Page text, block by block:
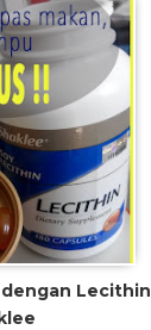
Lecithin